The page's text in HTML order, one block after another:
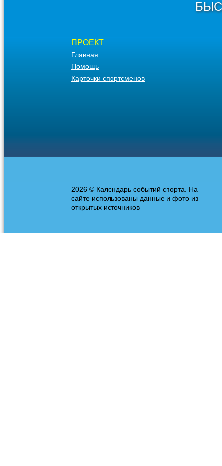
ПРОЕКТ
Главная
Помощь
Карточки спортсменов
2026 © Календарь событий спорта. На
сайте использованы данные и фото из
открытых источников